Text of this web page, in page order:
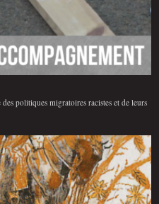
politiques migratoires racistes et de leurs